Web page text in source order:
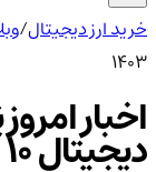
خرید ارز دیجیتال/
1403
اخبار
دیجیتال 10 آذر 1403